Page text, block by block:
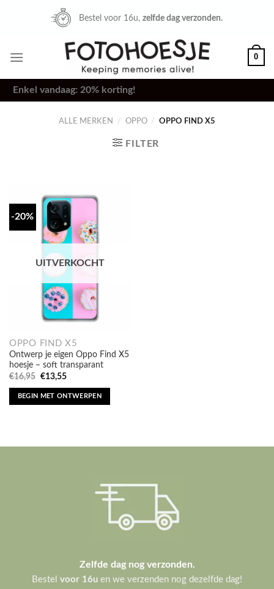
Bestel voor 16u, zelfde dag verzonden.
0
Enkel vandaag: 20% korting!
ALLE MERKEN / OPPO / OPPO FIND X5
FILTER
-20%
UITVERKOCHT
OPPO FIND X5
Ontwerp je eigen Oppo Find X5
hoesje – soft transparant
€16,95 Oorspronkelijke
was:
€16,95.
€13,55Huidige
is:
€13,55.
BEGIN MET ONTWERPEN
Zelfde dag nog verzonden.
Bestel voor 16u en we verzenden nog dezelfde dag!